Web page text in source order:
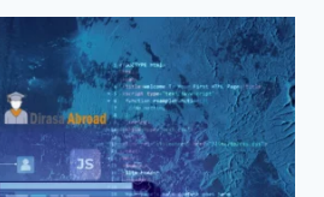
المتاحة،
شروط
القبول،
الرسوم
الدراسية،
وكيفية
التقديم